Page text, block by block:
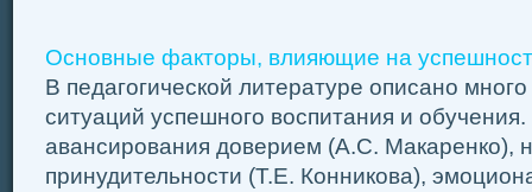
Основные факторы, влияющие на
В педагогической литературе описано
ситуаций успешного воспитания и
авансирования доверием (А.С. Макаренко),
принудительности (Т.Е. Конникова),